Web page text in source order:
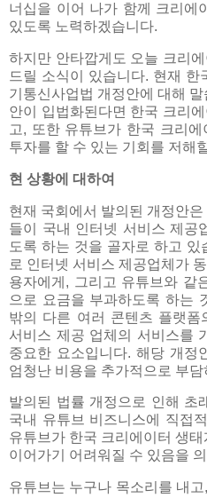
너십을 이어 나가 함께 크리에
있도록 노력하겠습니다.
하지만 안타깝게도 오늘 크리
드릴 소식이 있습니다. 현재 한
기통신사업법 개정안에 대해
안이 입법화된다면 한국 크리
고, 또한 유튜브가 한국 크리에
투자를 할 수 있는 기회를 저해
현 상황에 대하여
현재 국회에서 발의된 개정안
들이 국내 인터넷 서비스 제공
도록 하는 것을 골자로 하고
로 인터넷 서비스 제공업체가
용자에게, 그리고 유튜브와 같
으로 요금을 부과하도록 하는
밖의 다른 여러 콘텐츠 플랫폼
서비스 제공 업체의 서비스를
중요한 요소입니다. 해당 개정
엄청난 비용을 추가적으로 부
발의된 법률 개정으로 인해 초
국내 유튜브 비즈니스에 직접
유튜브가 한국 크리에이터 생
이어가기 어려워질 수 있음을
유튜브는 누구나 목소리를 내